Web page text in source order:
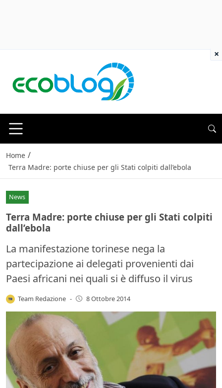
Home /
Terra Madre: porte chiuse per gli Stati colpiti dall’ebola
News
Terra Madre: porte chiuse per gli Stati colpiti
dall’ebola
La manifestazione torinese nega la
partecipazione ai delegati provenienti dai
Paesi africani nei quali si è diffuso il virus
Team Redazione - 8 Ottobre 2014
×